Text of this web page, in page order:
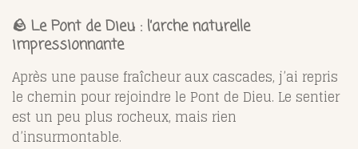
🪨 Le Pont de Dieu : l’arche naturelle
impressionnante
Après une pause fraîcheur aux cascades, j’ai repris
le chemin pour rejoindre le Pont de Dieu. Le sentier
est un peu plus rocheux, mais rien
d’insurmontable.